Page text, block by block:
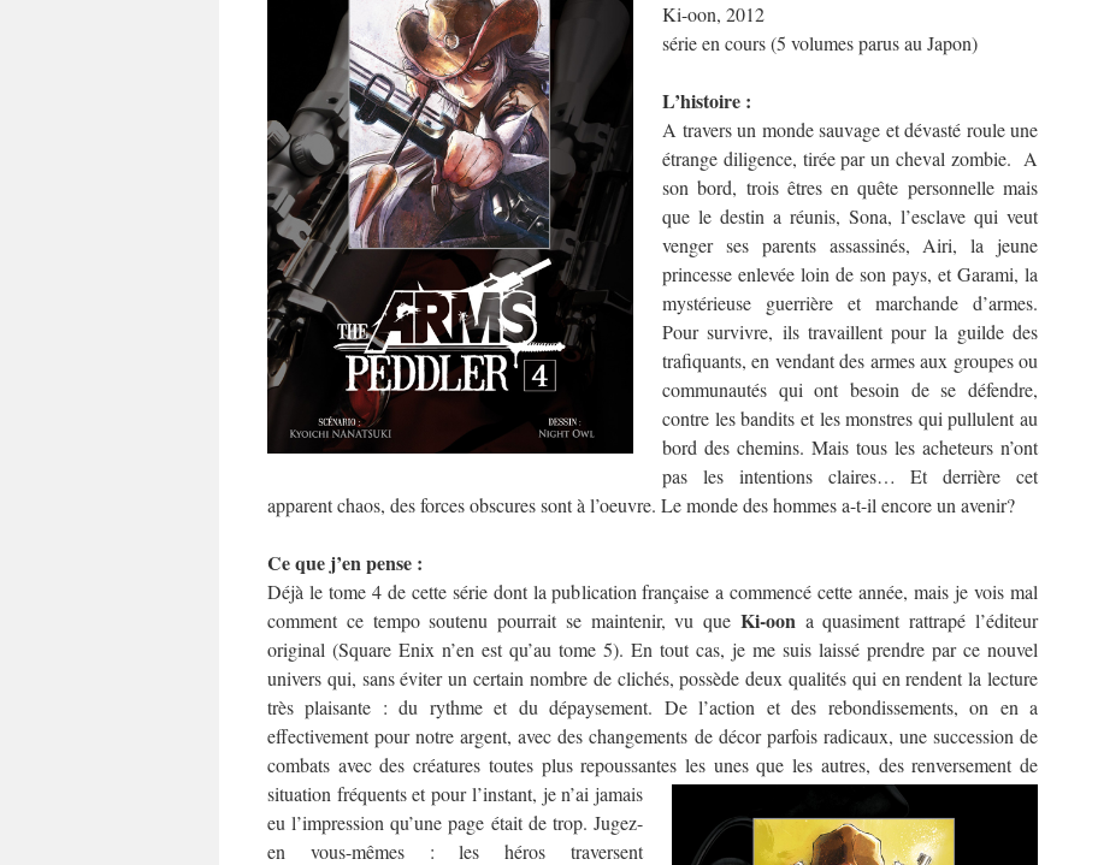
Ki-oon, 2012
série en cours (5 volumes parus au Japon)
L’histoire :
A travers un monde sauvage et dévasté roule une
étrange diligence, tirée par un cheval zombie. A
son bord, trois êtres en quête personnelle mais
que le destin a réunis, Sona, l’esclave qui veut
venger ses parents assassinés, Airi, la jeune
princesse enlevée loin de son pays, et Garami, la
mystérieuse guerrière et marchande d’armes.
Pour survivre, ils travaillent pour la guilde des
trafiquants, en vendant des armes aux groupes ou
communautés qui ont besoin de se défendre,
contre les bandits et les monstres qui pullulent au
bord des chemins. Mais tous les acheteurs n’ont
pas les intentions claires… Et derrière cet
apparent chaos, des forces obscures sont à l’oeuvre. Le monde des hommes a-t-il encore un avenir?
Ce que j’en pense :
Déjà le tome 4 de cette série dont la publication française a commencé cette année, mais je vois mal
comment ce tempo soutenu pourrait se maintenir, vu que Ki-oon a quasiment rattrapé l’éditeur
original (Square Enix n’en est qu’au tome 5). En tout cas, je me suis laissé prendre par ce nouvel
univers qui, sans éviter un certain nombre de clichés, possède deux qualités qui en rendent la lecture
très plaisante : du rythme et du dépaysement. De l’action et des rebondissements, on en a
effectivement pour notre argent, avec des changements de décor parfois radicaux, une succession de
combats avec des créatures toutes plus repoussantes les unes que les autres, des renversement de
situation fréquents et pour l’instant, je n’ai jamais
eu l’impression qu’une page était de trop. Jugez-
en vous-mêmes : les héros traversent